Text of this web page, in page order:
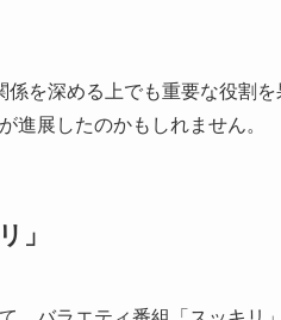
を深める上でも重要な役割
進展したのかもしれません。
」